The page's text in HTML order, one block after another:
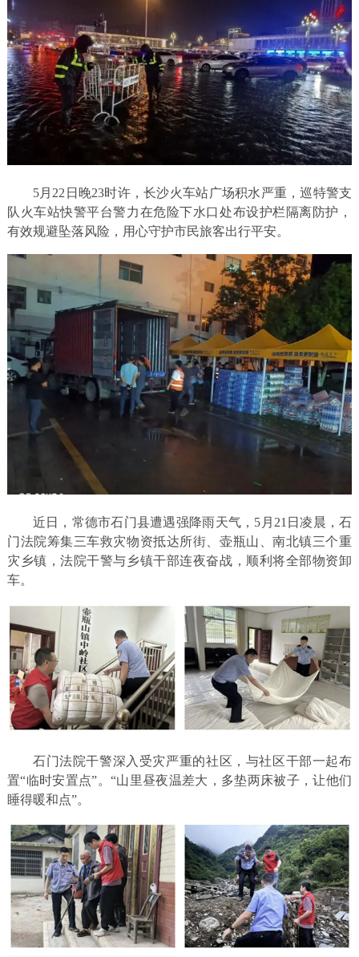
5月22日晚23时许，长沙火车站广场积水严重，巡特警支
队火车站快警平台警力在危险下水口处布设护栏隔离防护，
有效规避坠落风险，用心守护市民旅客出行平安。
近日，常德市石门县遭遇强降雨天气，5月21日凌晨，石
门法院筹集三车救灾物资抵达所街、壶瓶山、南北镇三个重
灾乡镇，法院干警与乡镇干部连夜奋战，顺利将全部物资卸
车。
石门法院干警深入受灾严重的社区，与社区干部一起布
置“临时安置点”。“山里昼夜温差大，多垫两床被子，让他们
睡得暖和点”。